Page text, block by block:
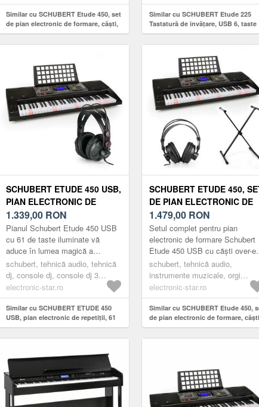
Similar cu SCHUBERT Etude 450, set
de pian electronic de formare, căști,
microfon, adaptor
Similar cu SCHUBERT Etude 225
Tastatură de învățare, USB 6, taste
iluminate, afișaj LCD, negru
SCHUBERT ETUDE 450 USB,
PIAN ELECTRONIC DE
REPETIȚII, 61 TASTE,
PLAYER
1.339,00 RON
Pianul Schubert Etude 450 USB
cu 61 de taste iluminate vă
aduce în lumea magică a
tonurilor și îi încurajează pe
începători la repetiții și
compune...
schubert, tehnică audio, tehnică
dj, console dj, console dj 3
canale
electronic-star.ro
Similar cu SCHUBERT ETUDE 450
USB, pian electronic de repetiții, 61
taste, player
SCHUBERT ETUDE 450,
DE PIAN ELECTRONIC DE
FORMARE, CĂȘTI DE
STUDIO, SUPORT PENTRU
PIAN
1.479,00 RON
Setul complet pentru pian
electronic de formare Schubert
Etude 450 USB cu căști over-
suport pentru pian, este setul
perfect pentru toți iubito...
schubert, tehnică audio,
instrumente muzicale, orgi
electronice
electronic-star.ro
Similar cu SCHUBERT Etude 450,
de pian electronic de formare, căști
de studio, suport pentru pian